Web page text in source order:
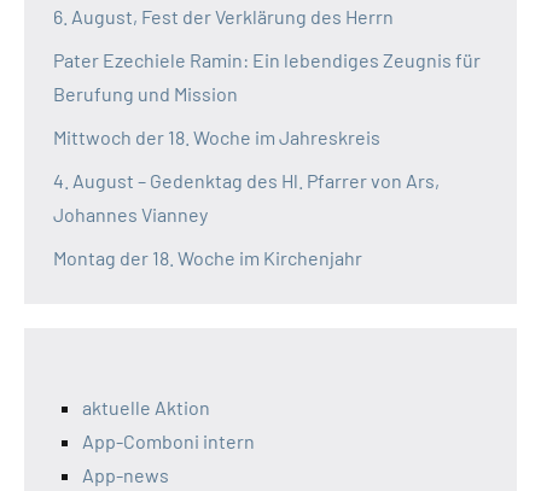
6. August, Fest der Verklärung des Herrn
Pater Ezechiele Ramin: Ein lebendiges Zeugnis für
Berufung und Mission
Mittwoch der 18. Woche im Jahreskreis
4. August – Gedenktag des Hl. Pfarrer von Ars,
Johannes Vianney
Montag der 18. Woche im Kirchenjahr
aktuelle Aktion
App-Comboni intern
App-news